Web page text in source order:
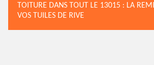
TOITURE DANS TOUT LE 13015 : LA
VOS TUILES DE RIVE